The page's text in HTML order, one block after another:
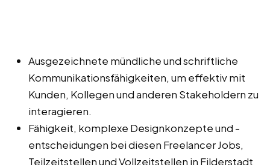
Ausgezeichnete mündliche und schriftliche
Kommunikationsfähigkeiten, um effektiv mit
Kunden, Kollegen und anderen Stakeholdern zu
interagieren.
Fähigkeit, komplexe Designkonzepte und -
entscheidungen bei diesen Freelancer Jobs,
Teilzeitstellen und Vollzeitstellen in Filderstadt